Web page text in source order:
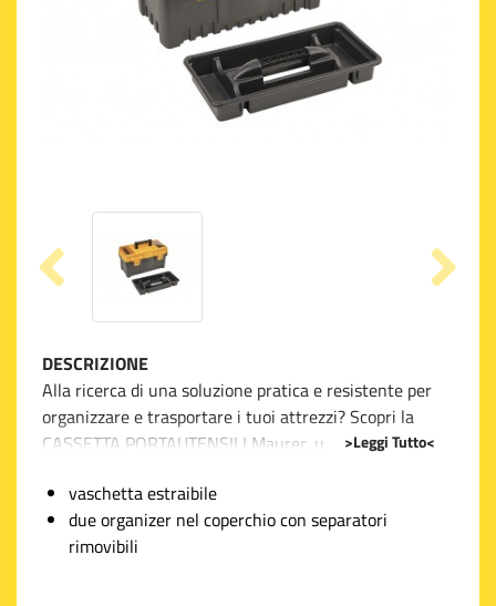
DESCRIZIONE
Alla ricerca di una soluzione pratica e resistente per
organizzare e trasportare i tuoi attrezzi? Scopri la
CASSETTA PORTAUTENSILI Maurer, un alleato
fai-da-te. Dotata di una vaschetta estraibile, permette
di separare gli utensili più grandi da quelli piccoli o più
utilizzati, facilitando il tuo lavoro e aiutandoti a
>Leggi Tutto<
vaschetta estraibile
due organizer nel coperchio con separatori
rimovibili